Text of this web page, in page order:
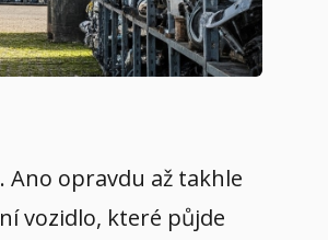
Ano opravdu až takhle
vozidlo, které půjde